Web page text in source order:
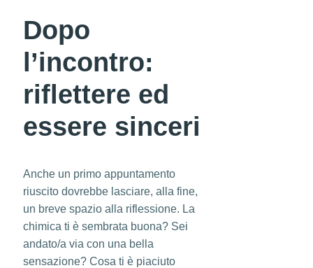
Dopo
l’incontro:
riflettere ed
essere sinceri
Anche un primo appuntamento
riuscito dovrebbe lasciare, alla fine,
un breve spazio alla riflessione. La
chimica ti è sembrata buona? Sei
andato/a via con una bella
sensazione? Cosa ti è piaciuto